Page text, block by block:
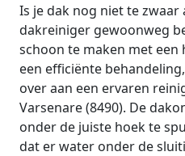
Is je dak nog niet te zwaar
dakreiniger gewoonweg
schoon te maken met
een efficiënte
over aan een ervaren
Varsenare (8490). De
onder de juiste hoek te
dat er water onder de